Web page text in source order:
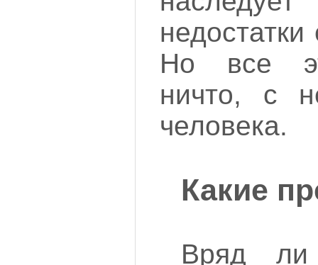
недостатки
Но все
ничто, с
человека.
Какие
Вряд ли